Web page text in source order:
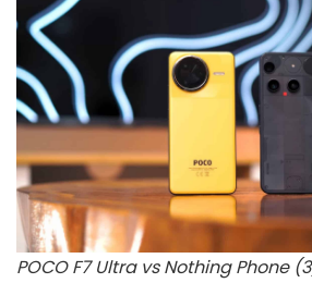
POCO F7 Ultra vs Nothing Phone